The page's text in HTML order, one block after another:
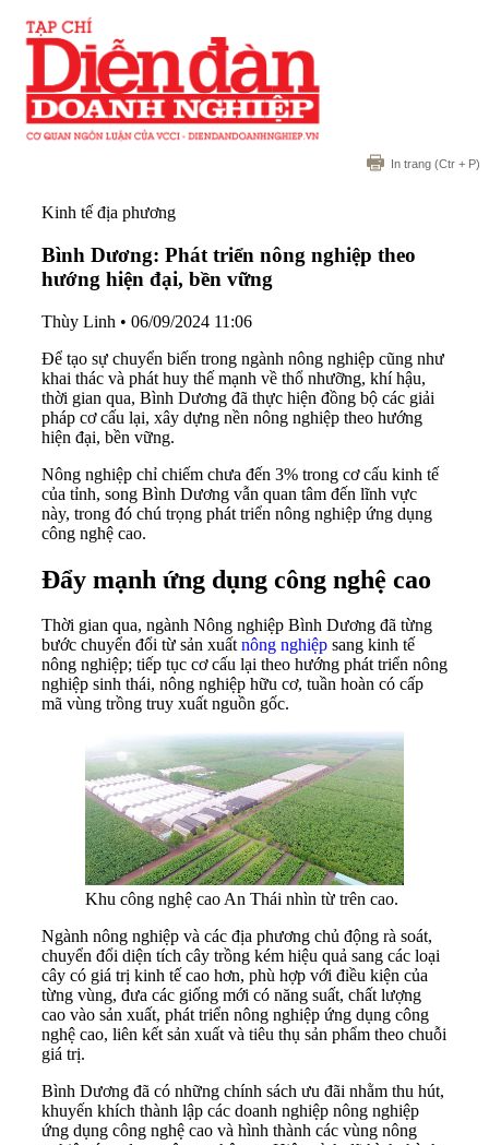
In trang (Ctr + P)
Kinh tế địa phương
Bình Dương: Phát triển nông nghiệp theo
hướng hiện đại, bền vững
Thùy Linh • 06/09/2024 11:06
Để tạo sự chuyển biến trong ngành nông nghiệp cũng như
khai thác và phát huy thế mạnh về thổ nhưỡng, khí hậu,
thời gian qua, Bình Dương đã thực hiện đồng bộ các giải
pháp cơ cấu lại, xây dựng nền nông nghiệp theo hướng
hiện đại, bền vững.
Nông nghiệp chỉ chiếm chưa đến 3% trong cơ cấu kinh tế
của tỉnh, song Bình Dương vẫn quan tâm đến lĩnh vực
này, trong đó chú trọng phát triển nông nghiệp ứng dụng
công nghệ cao.
Đẩy mạnh ứng dụng công nghệ cao
Thời gian qua, ngành Nông nghiệp Bình Dương đã từng
bước chuyển đổi từ sản xuấtnông nghiệp sang kinh tế
nông nghiệp; tiếp tục cơ cấu lại theo hướng phát triển nông
nghiệp sinh thái, nông nghiệp hữu cơ, tuần hoàn có cấp
mã vùng trồng truy xuất nguồn gốc.
Khu công nghệ cao An Thái nhìn từ trên cao.
Ngành nông nghiệp và các địa phương chủ động rà soát,
chuyển đổi diện tích cây trồng kém hiệu quả sang các loại
cây có giá trị kinh tế cao hơn, phù hợp với điều kiện của
từng vùng, đưa các giống mới có năng suất, chất lượng
cao vào sản xuất, phát triển nông nghiệp ứng dụng công
nghệ cao, liên kết sản xuất và tiêu thụ sản phẩm theo chuỗi
giá trị.
Bình Dương đã có những chính sách ưu đãi nhằm thu hút,
khuyến khích thành lập các doanh nghiệp nông nghiệp
ứng dụng công nghệ cao và hình thành các vùng nông